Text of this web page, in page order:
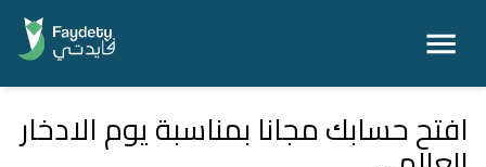
افتح حسابك مجانا بمناسبة يوم الادخار